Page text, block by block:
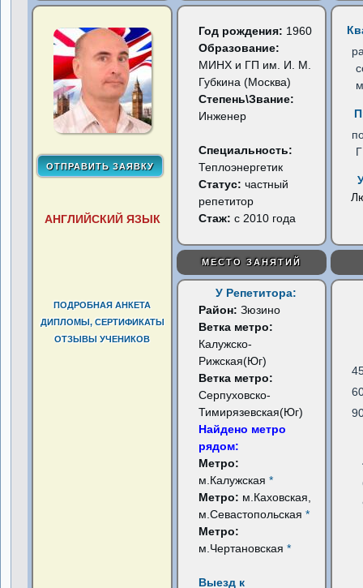
АНГЛИЙСКИЙ ЯЗЫК
ПОДРОБНАЯ АНКЕТА
ДИПЛОМЫ, СЕРТИФИКАТЫ
ОТЗЫВЫ УЧЕНИКОВ
Год рождения: 1960
Образование:
МИНХ и ГП им. И. М.
Губкина (Москва)
Степень\Звание:
Инженер
Специальность:
Теплоэнергетик
Статус:частный
репетитор
Стаж: с 2010 года
МЕСТО ЗАНЯТИЙ
У Репетитора:
Район:Зюзино
Ветка метро:
Калужско-
Рижская(Юг)
Ветка метро:
Серпуховско-
Тимирязевская(Юг)
Найдено метро
рядом:
Метро:
м.Калужская*
Метро: м.Каховская,
м.Севастопольская*
Метро:
м.Чертановская*
Выезд к